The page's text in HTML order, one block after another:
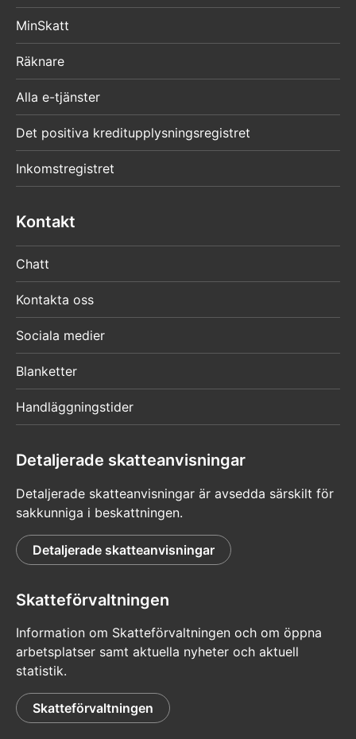
MinSkatt
Räknare
Alla e-tjänster
Det positiva kreditupplysningsregistret
Inkomstregistret
Kontakt
Chatt
Kontakta oss
Sociala medier
Blanketter
Handläggningstider
Detaljerade skatteanvisningar
Detaljerade skatteanvisningar är avsedda särskilt för
sakkunniga i beskattningen.
Detaljerade skatteanvisningar
Skatteförvaltningen
Information om Skatteförvaltningen och om öppna
arbetsplatser samt aktuella nyheter och aktuell
statistik.
Skatteförvaltningen